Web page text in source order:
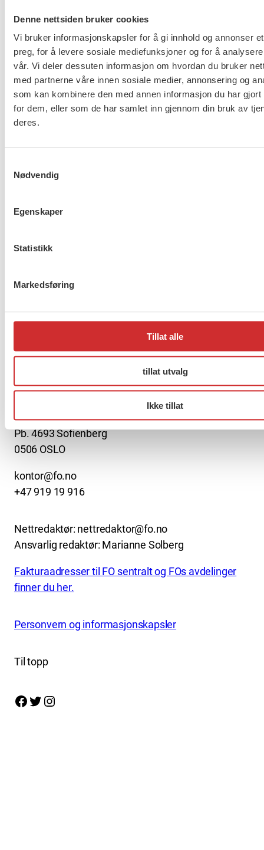
Denne nettsiden bruker cookies
Vi bruker informasjonskapsler for å gi innhold og annonser
preg, for å levere sosiale mediefunksjoner og for å
vår. Vi deler dessuten informasjon om hvordan du bruker
med partnerne våre innen sosiale medier, annonsering og
som kan kombinere den med annen informasjon du har gjort
for dem, eller som de har samlet inn gjennom din bruk av
deres.
Nødvendig
Egenskaper
Statistikk
Markedsføring
Tillat alle
tillat utvalg
Ikke tillat
videregående skolen, avslutter Kvisvik.
Les mer om NAV-veileder i videregående skoleher.
Flere saker Se alle
Mariboes gate 13
Pb. 4693 Sofienberg
0506 OSLO
kontor@fo.no
+47 919 19 916
Nettredaktør: nettredaktor@fo.no
Ansvarlig redaktør: Marianne Solberg
Fakturaadresser til FO sentralt og FOs avdelinger
finner du her.
Personvern og informasjonskapsler
Til topp
Facebook Twitter Instagram